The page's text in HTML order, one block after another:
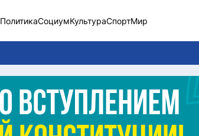
ПолитикаСоциумКультураСпортМир
Новости столицы
Политика